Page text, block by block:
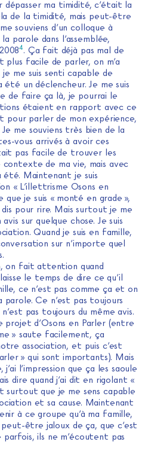
ma timidité, c’était la
de la timidité, mais peut-être
souviens d’un colloque à
parole dans l’assemblée,
4. Ça fait déjà pas mal de
plus facile de parler, on m’a
je me suis senti capable de
un déclencheur. Je me suis
de faire ça là, je pourrai le
étaient en rapport avec ce
pour parler de mon expérience,
me souviens très bien de la
vous arrivés à avoir ces
pas facile de trouver les
de ma vie, mais avec
été. Maintenant je suis
« L’illettrisme Osons en
que je suis « monté en grade »,
pour rire. Mais surtout je me
sur quelque chose. Je suis
Quand je suis en famille,
sur n’importe quel
on fait attention quand
le temps de dire ce qu’il
ce n’est pas comme ça et on
Ce n’est pas toujours
pas toujours du même avis.
projet d’Osons en Parler (entre
» saute facilement, ça
association, et puis c’est
» qui sont importants). Mais
l’impression que ça les saoule
dire quand j’ai dit en rigolant «
surtout que je me sens capable
et sa cause. Maintenant
à ce groupe qu’à ma famille,
être jaloux de ça, que c’est
ils ne m’écoutent pas